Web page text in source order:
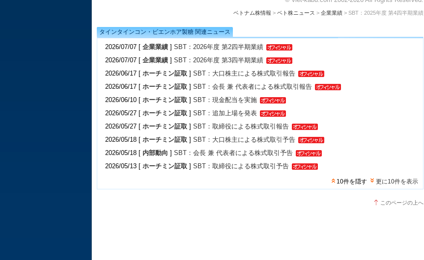
ベトナム株情報 > ベト株ニュース > 企業業績 > SBT：2025年度 第4四半期業績
タインタインコン・ビエンホア製糖 関連ニュース
2026/07/07 [ 企業業績 ] SBT：2026年度 第2四半期業績
2026/07/07 [ 企業業績 ] SBT：2026年度 第3四半期業績
2026/06/17 [ ホーチミン証取 ] SBT：大口株主による株式取引報告
2026/06/17 [ ホーチミン証取 ] SBT：会長 兼 代表者による株式取引報告
2026/06/10 [ ホーチミン証取 ] SBT：現金配当を実施
2026/05/27 [ ホーチミン証取 ] SBT：追加上場を発表
2026/05/27 [ ホーチミン証取 ] SBT：取締役による株式取引報告
2026/05/18 [ ホーチミン証取 ] SBT：大口株主による株式取引予告
2026/05/18 [ 内部動向 ] SBT：会長 兼 代表者による株式取引予告
2026/05/13 [ ホーチミン証取 ] SBT：取締役による株式取引予告
10件を隠す 更に10件を表示
このページの上へ